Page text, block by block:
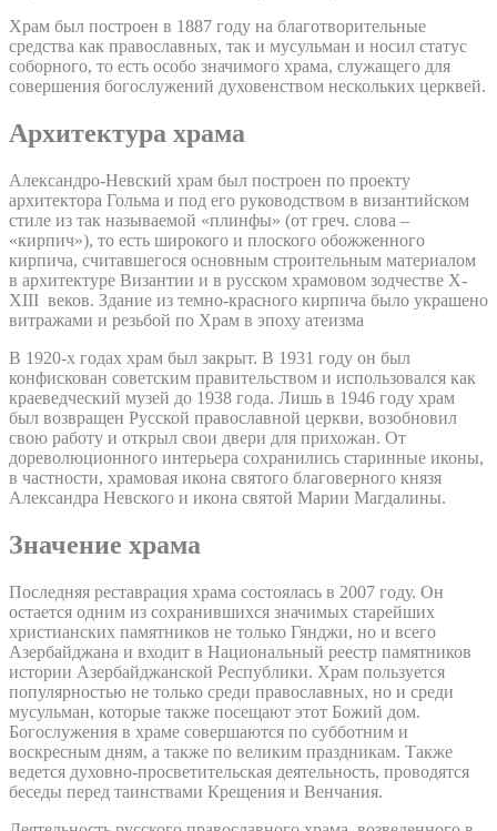
Храм был построен в 1887 году на благотворительные
средства как православных, так и мусульман и носил статус
соборного, то есть особо значимого храма, служащего для
совершения богослужений духовенством нескольких церквей.
Архитектура храма
Александро-Невский храм был построен по проекту
архитектора Гольма и под его руководством в византийском
стиле из так называемой «плинфы» (от греч. слова –
«кирпич»), то есть широкого и плоского обожженного
кирпича, считавшегося основным строительным материалом
в архитектуре Византии и в русском храмовом зодчестве X-
XIII веков. Здание из темно-красного кирпича было украшено
витражами и резьбой по Храм в эпоху атеизма
В 1920-х годах храм был закрыт. В 1931 году он был
конфискован советским правительством и использовался как
краеведческий музей до 1938 года. Лишь в 1946 году храм
был возвращен Русской православной церкви, возобновил
свою работу и открыл свои двери для прихожан. От
дореволюционного интерьера сохранились старинные иконы,
в частности, храмовая икона святого благоверного князя
Александра Невского и икона святой Марии Магдалины.
Значение храма
Последняя реставрация храма состоялась в 2007 году. Он
остается одним из сохранившихся значимых старейших
христианских памятников не только Гянджи, но и всего
Азербайджана и входит в Национальный реестр памятников
истории Азербайджанской Республики. Храм пользуется
популярностью не только среди православных, но и среди
мусульман, которые также посещают этот Божий дом.
Богослужения в храме совершаются по субботним и
воскресным дням, а также по великим праздникам. Также
ведется духовно-просветительская деятельность, проводятся
беседы перед таинствами Крещения и Венчания.